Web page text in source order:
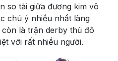
so tài giữa đương kim vô
chú ý nhiều nhất làng
là trận derby thủ đô
với rất nhiều người.